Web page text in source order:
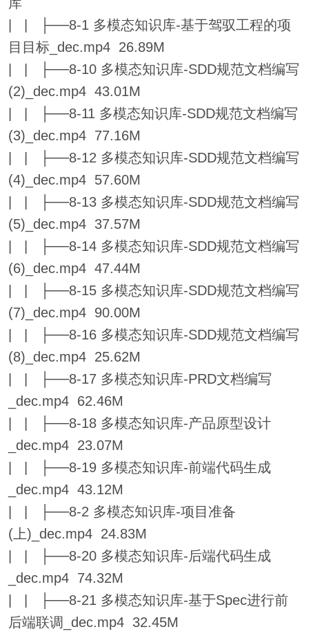
| | ├──8-1 多模态知识库-基于驾驭工程的项
目目标_dec.mp4 26.89M
| | ├──8-10 多模态知识库-SDD规范文档编写
(2)_dec.mp4 43.01M
| | ├──8-11 多模态知识库-SDD规范文档编写
(3)_dec.mp4 77.16M
| | ├──8-12 多模态知识库-SDD规范文档编写
(4)_dec.mp4 57.60M
| | ├──8-13 多模态知识库-SDD规范文档编写
(5)_dec.mp4 37.57M
| | ├──8-14 多模态知识库-SDD规范文档编写
(6)_dec.mp4 47.44M
| | ├──8-15 多模态知识库-SDD规范文档编写
(7)_dec.mp4 90.00M
| | ├──8-16 多模态知识库-SDD规范文档编写
(8)_dec.mp4 25.62M
| | ├──8-17 多模态知识库-PRD文档编写
_dec.mp4 62.46M
| | ├──8-18 多模态知识库-产品原型设计
_dec.mp4 23.07M
| | ├──8-19 多模态知识库-前端代码生成
_dec.mp4 43.12M
| | ├──8-2 多模态知识库-项目准备
(上)_dec.mp4 24.83M
| | ├──8-20 多模态知识库-后端代码生成
_dec.mp4 74.32M
| | ├──8-21 多模态知识库-基于Spec进行前
后端联调_dec.mp4 32.45M